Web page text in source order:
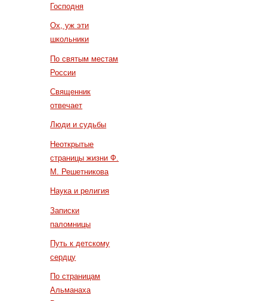
Господня
Ох, уж эти
школьники
По святым местам
России
Священник
отвечает
Люди и судьбы
Неоткрытые
страницы жизни Ф.
М. Решетникова
Наука и религия
Записки
паломницы
Путь к детскому
сердцу
По страницам
Альманаха